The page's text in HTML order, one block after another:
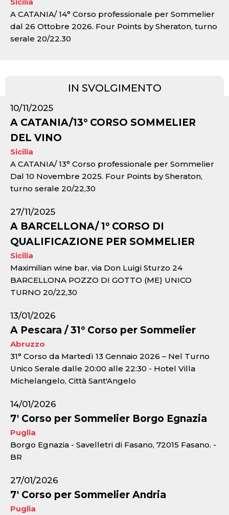
A CATANIA/ 14° Corso professionale per Sommelier
dal 26 Ottobre 2026. Four Points by Sheraton, turno
serale 20/22.30
IN SVOLGIMENTO
10/11/2025
A CATANIA/13° CORSO SOMMELIER
DEL VINO
Sicilia
A CATANIA/ 13° Corso professionale per Sommelier
Dal 10 Novembre 2025. Four Points by Sheraton,
turno serale 20/22,30
27/11/2025
A BARCELLONA/ 1° CORSO DI
QUALIFICAZIONE PER SOMMELIER
Sicilia
Maximilian wine bar, via Don Luigi Sturzo 24
BARCELLONA POZZO DI GOTTO (ME) UNICO
TURNO 20/22,30
13/01/2026
A Pescara / 31° Corso per Sommelier
Abruzzo
31° Corso da Martedì 13 Gennaio 2026 – Nel Turno
Unico Serale dalle 20:00 alle 22:30 - Hotel Villa
Michelangelo, Città Sant'Angelo
14/01/2026
7' Corso per Sommelier Borgo Egnazia
Puglia
Borgo Egnazia - Savelletri di Fasano, 72015 Fasano. -
BR
27/01/2026
7' Corso per Sommelier Andria
Puglia